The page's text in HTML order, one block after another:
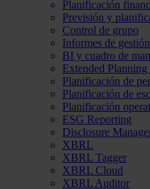
Planificación
Previsión y
Control de grupo
Informes de gestión
BI y cuadro de
Extended
Planificación de
Planificación de
Planificación
ESG Reporting
Disclosure
XBRL
XBRL Tagger
XBRL Cloud
XBRL Auditor